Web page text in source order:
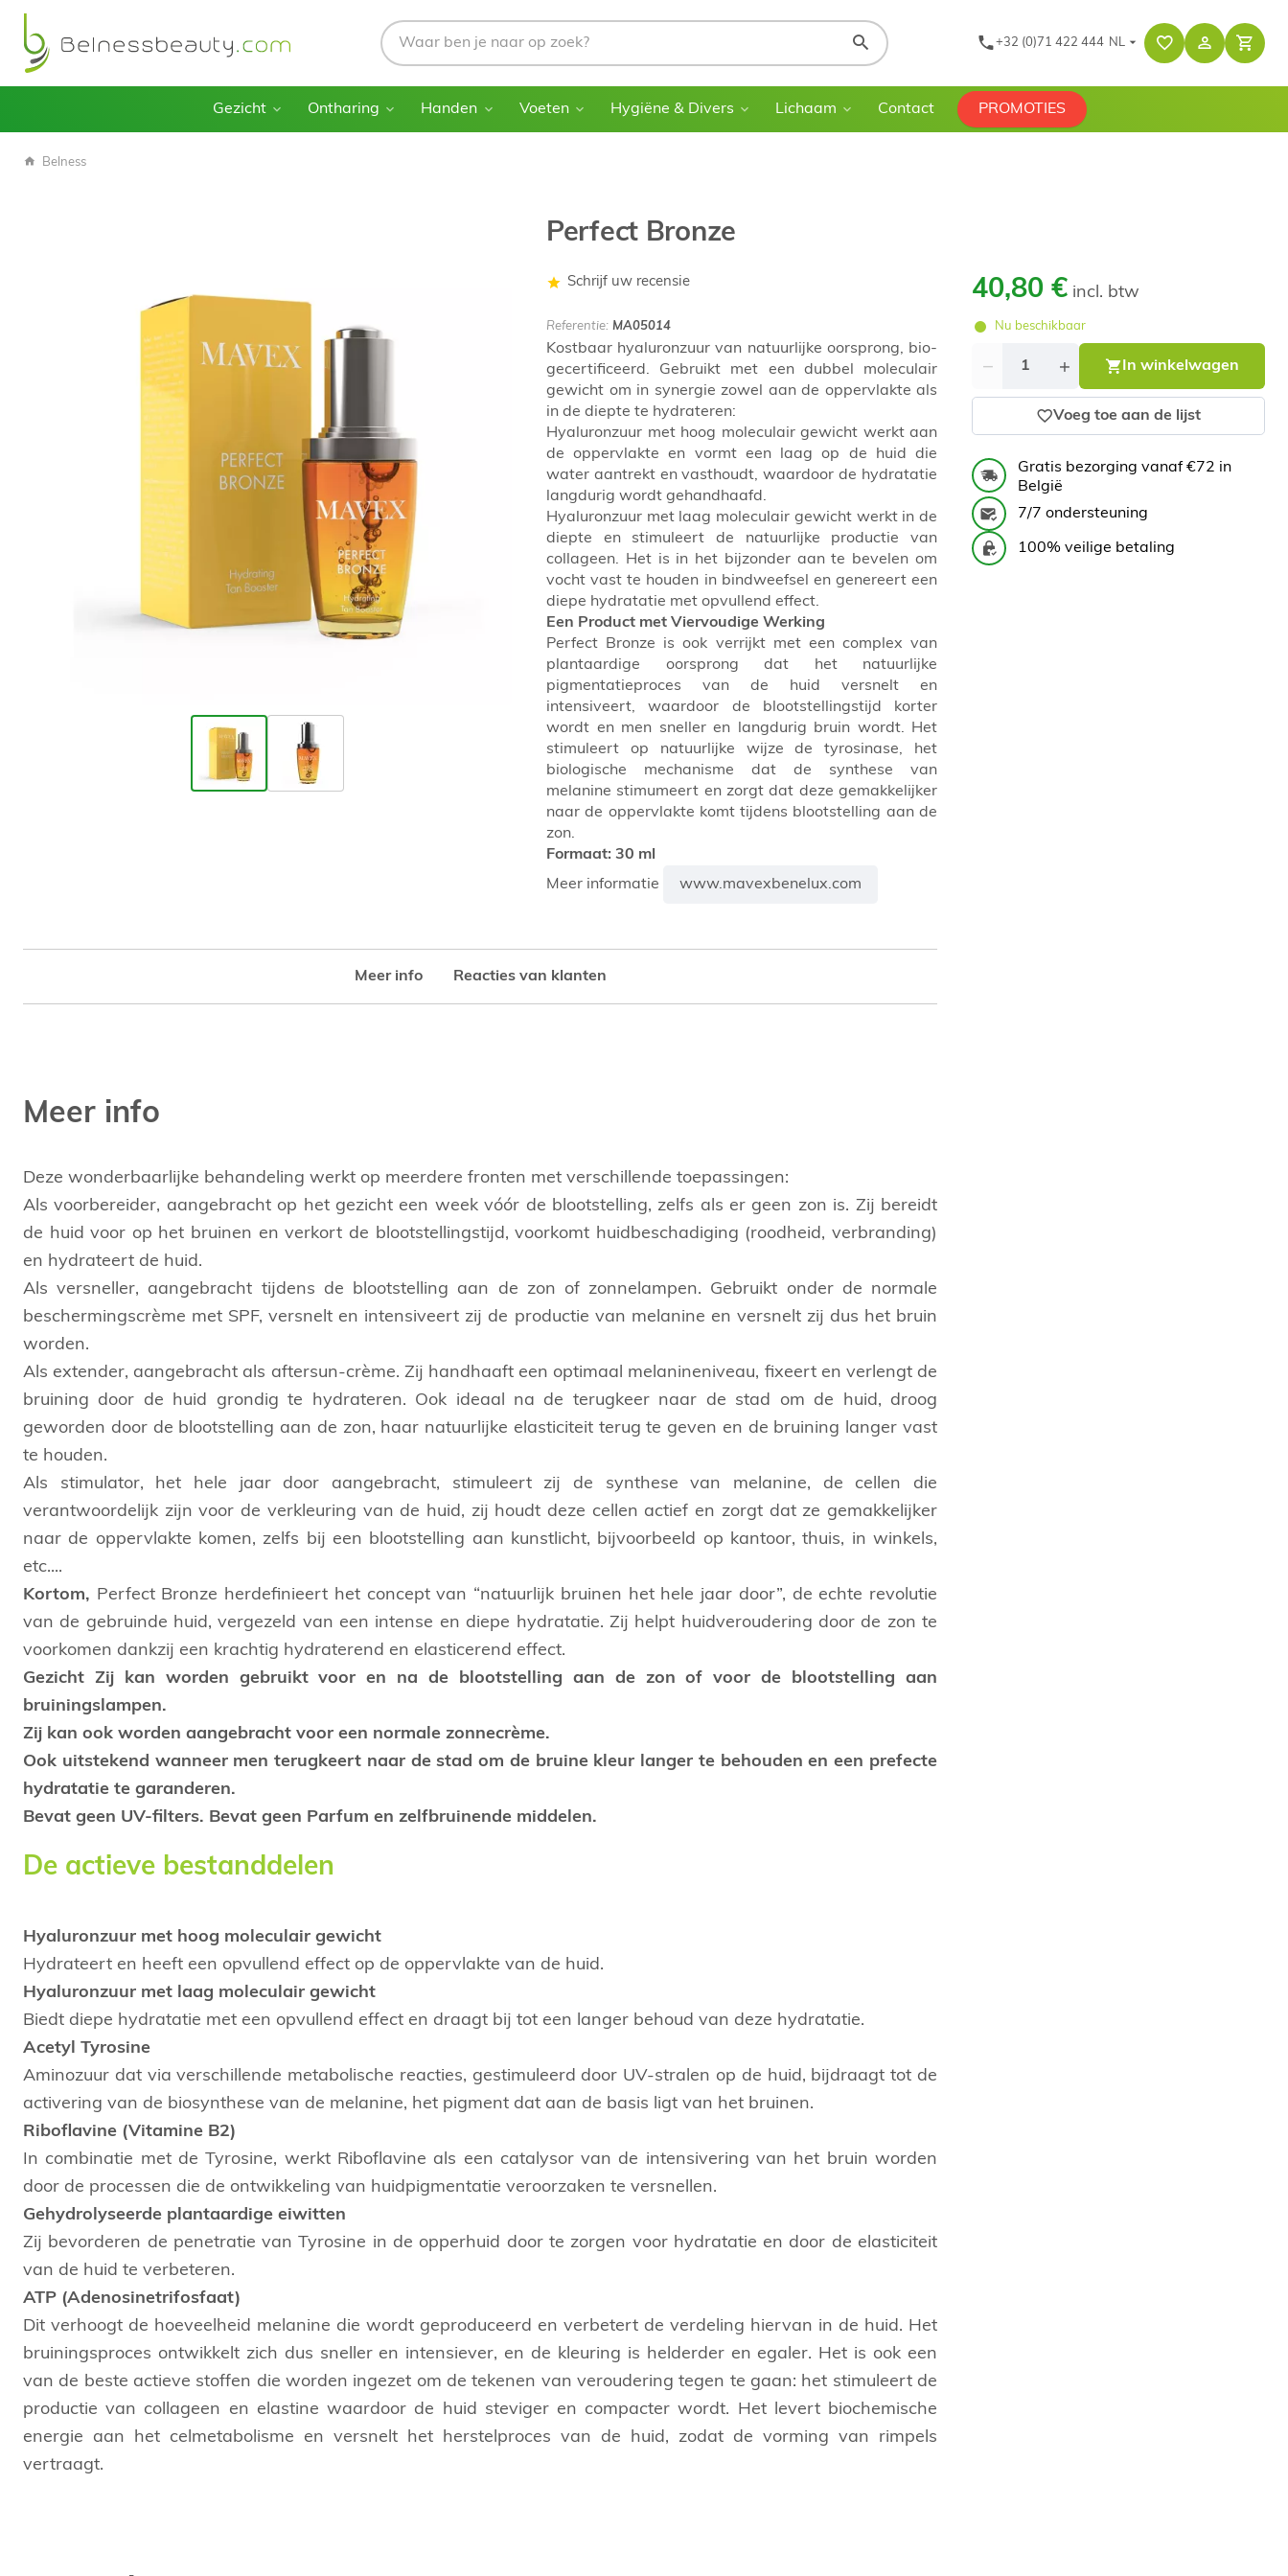
+32 (0)71 422 444 NL
Gezicht Ontharing Handen Voeten Hygiëne & Divers Lichaam Contact PROMOTIES
Belness
Perfect Bronze
Schrijf uw recensie 40,80 € incl. btw
Nu beschikbaar
Aantal In winkelwagen
Voeg toe aan de lijst
Gratis bezorging vanaf €72 in
België
7/7 ondersteuning
100% veilige betaling
Referentie: MA05014
Kostbaar hyaluronzuur van natuurlijke oorsprong, bio-
gecertificeerd. Gebruikt met een dubbel moleculair
gewicht om in synergie zowel aan de oppervlakte als
in de diepte te hydrateren:
Hyaluronzuur met hoog moleculair gewicht werkt aan
de oppervlakte en vormt een laag op de huid die
water aantrekt en vasthoudt, waardoor de hydratatie
langdurig wordt gehandhaafd.
Hyaluronzuur met laag moleculair gewicht werkt in de
diepte en stimuleert de natuurlijke productie van
collageen. Het is in het bijzonder aan te bevelen om
vocht vast te houden in bindweefsel en genereert een
diepe hydratatie met opvullend effect.
Een Product met Viervoudige Werking
Perfect Bronze is ook verrijkt met een complex van
plantaardige oorsprong dat het natuurlijke
pigmentatieproces van de huid versnelt en
intensiveert, waardoor de blootstellingstijd korter
wordt en men sneller en langdurig bruin wordt. Het
stimuleert op natuurlijke wijze de tyrosinase, het
biologische mechanisme dat de synthese van
melanine stimumeert en zorgt dat deze gemakkelijker
naar de oppervlakte komt tijdens blootstelling aan de
zon.
Formaat: 30 ml
Meer informatie
www.mavexbenelux.com
Meer info Reacties van klanten
Meer info
Deze wonderbaarlijke behandeling werkt op meerdere fronten met verschillende toepassingen:
Als voorbereider, aangebracht op het gezicht een week vóór de blootstelling, zelfs als er geen zon is. Zij bereidt
de huid voor op het bruinen en verkort de blootstellingstijd, voorkomt huidbeschadiging (roodheid, verbranding)
en hydrateert de huid.
Als versneller, aangebracht tijdens de blootstelling aan de zon of zonnelampen. Gebruikt onder de normale
beschermingscrème met SPF, versnelt en intensiveert zij de productie van melanine en versnelt zij dus het bruin
worden.
Als extender, aangebracht als aftersun-crème. Zij handhaaft een optimaal melanineniveau, fixeert en verlengt de
bruining door de huid grondig te hydrateren. Ook ideaal na de terugkeer naar de stad om de huid, droog
geworden door de blootstelling aan de zon, haar natuurlijke elasticiteit terug te geven en de bruining langer vast
te houden.
Als stimulator, het hele jaar door aangebracht, stimuleert zij de synthese van melanine, de cellen die
verantwoordelijk zijn voor de verkleuring van de huid, zij houdt deze cellen actief en zorgt dat ze gemakkelijker
naar de oppervlakte komen, zelfs bij een blootstelling aan kunstlicht, bijvoorbeeld op kantoor, thuis, in winkels,
etc....
Kortom, Perfect Bronze herdefinieert het concept van “natuurlijk bruinen het hele jaar door”, de echte revolutie
van de gebruinde huid, vergezeld van een intense en diepe hydratatie. Zij helpt huidveroudering door de zon te
voorkomen dankzij een krachtig hydraterend en elasticerend effect.
Gezicht Zij kan worden gebruikt voor en na de blootstelling aan de zon of voor de blootstelling aan
bruiningslampen.
Zij kan ook worden aangebracht voor een normale zonnecrème.
Ook uitstekend wanneer men terugkeert naar de stad om de bruine kleur langer te behouden en een prefecte
hydratatie te garanderen.
Bevat geen UV-filters. Bevat geen Parfum en zelfbruinende middelen.
De actieve bestanddelen
Hyaluronzuur met hoog moleculair gewicht
Hydrateert en heeft een opvullend effect op de oppervlakte van de huid.
Hyaluronzuur met laag moleculair gewicht
Biedt diepe hydratatie met een opvullend effect en draagt bij tot een langer behoud van deze hydratatie.
Acetyl Tyrosine
Aminozuur dat via verschillende metabolische reacties, gestimuleerd door UV-stralen op de huid, bijdraagt tot de
activering van de biosynthese van de melanine, het pigment dat aan de basis ligt van het bruinen.
Riboflavine (Vitamine B2)
In combinatie met de Tyrosine, werkt Riboflavine als een catalysor van de intensivering van het bruin worden
door de processen die de ontwikkeling van huidpigmentatie veroorzaken te versnellen.
Gehydrolyseerde plantaardige eiwitten
Zij bevorderen de penetratie van Tyrosine in de opperhuid door te zorgen voor hydratatie en door de elasticiteit
van de huid te verbeteren.
ATP (Adenosinetrifosfaat)
Dit verhoogt de hoeveelheid melanine die wordt geproduceerd en verbetert de verdeling hiervan in de huid. Het
bruiningsproces ontwikkelt zich dus sneller en intensiever, en de kleuring is helderder en egaler. Het is ook een
van de beste actieve stoffen die worden ingezet om de tekenen van veroudering tegen te gaan: het stimuleert de
productie van collageen en elastine waardoor de huid steviger en compacter wordt. Het levert biochemische
energie aan het celmetabolisme en versnelt het herstelproces van de huid, zodat de vorming van rimpels
vertraagt.